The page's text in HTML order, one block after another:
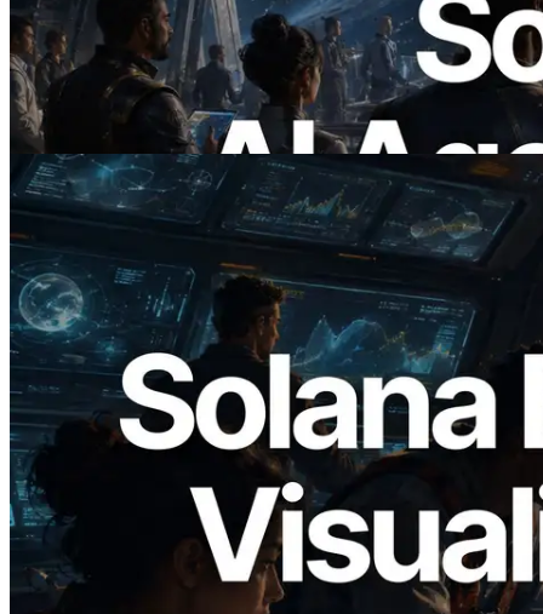
Berbasis x402 — Era AI Agent
Membayar API yang Dibutuhkan Secara
On Demand
Baca artikel ini
2026.05.24
Validators Solutions Meluncurkan Solana
Block Analyzer — Memvisualisasikan
Waktu Produksi Blok per Slot dan
Validator yang Ditugaskan